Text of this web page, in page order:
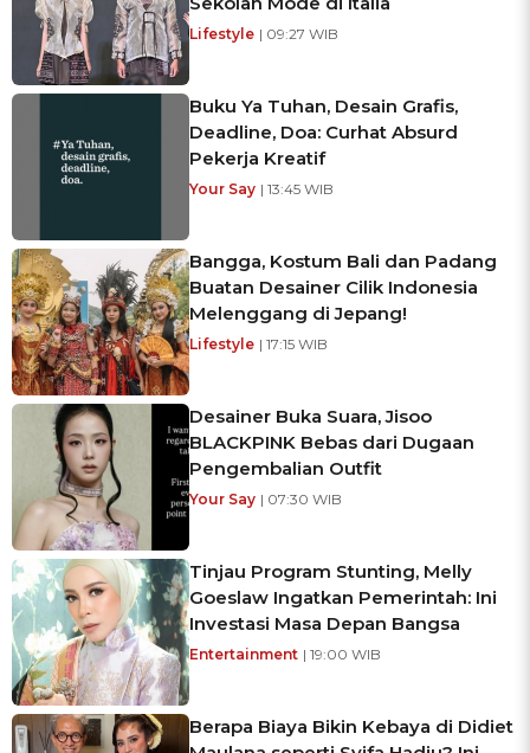
Lifestyle | 09:27 WIB
Buku Ya Tuhan, Desain Grafis,
Deadline, Doa: Curhat Absurd
Pekerja Kreatif
Your Say | 13:45 WIB
Bangga, Kostum Bali dan Padang
Buatan Desainer Cilik Indonesia
Melenggang di Jepang!
Lifestyle | 17:15 WIB
Desainer Buka Suara, Jisoo
BLACKPINK Bebas dari Dugaan
Pengembalian Outfit
Your Say | 07:30 WIB
Tinjau Program Stunting, Melly
Goeslaw Ingatkan Pemerintah: Ini
Investasi Masa Depan Bangsa
Entertainment | 19:00 WIB
Berapa Biaya Bikin Kebaya di Didiet